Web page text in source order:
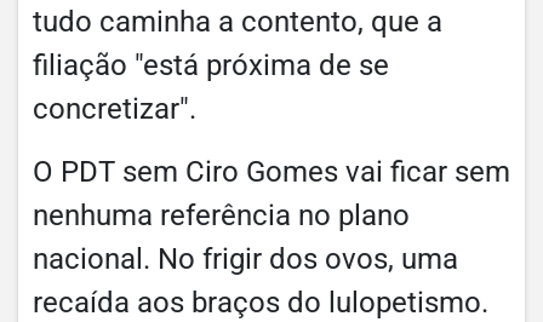
tudo caminha a contento, que a
filiação "está próxima de se
concretizar".
O PDT sem Ciro Gomes vai ficar sem
nenhuma referência no plano
nacional. No frigir dos ovos, uma
recaída aos braços do lulopetismo.